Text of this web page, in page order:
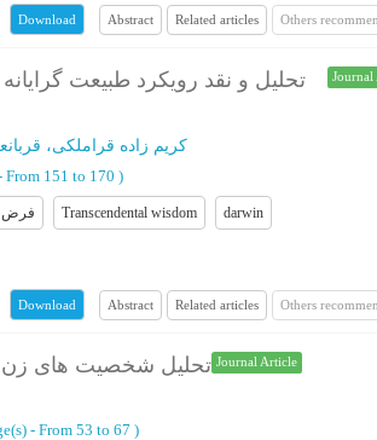
Download Abstract Related articles Others
تحلیل و نقد رویکرد طبیعت
Journal
کریم زاده قراملکی،
From 151 to 170 )
فرض Transcendental wisdom darwin
Download Abstract Related articles Others
تحلیل شخصیت های زن Journal Article
-From 53 to 67 )